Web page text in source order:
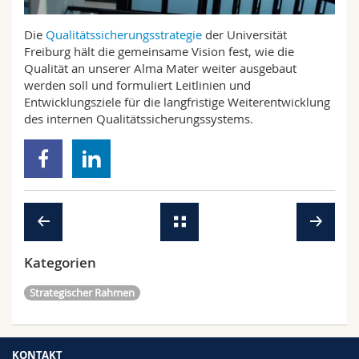
Math.-Nat. und Med. Fak.
Interfakultär
Mitarbeitende
Doktorierende
Webmail
Vorlesungsverzeichnis
MyUnifr
Die Qualitätssicherungsstrategie der Universität
Freiburg hält die gemeinsame Vision fest, wie die
Qualität an unserer Alma Mater weiter ausgebaut
werden soll und formuliert Leitlinien und
Entwicklungsziele für die langfristige Weiterentwicklung
des internen Qualitätssicherungssystems.
Kategorien
Strategischer Rahmen
KONTAKT